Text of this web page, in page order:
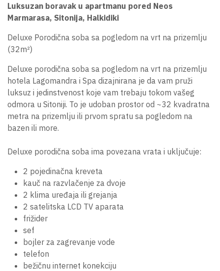
Luksuzan boravak u apartmanu pored Neos
Marmarasa, Sitonija, Halkidiki
Deluxe Porodična soba sa pogledom na vrt na prizemlju
(32m²)
Deluxe porodična soba sa pogledom na vrt na prizemlju
hotela Lagomandra i Spa dizajnirana je da vam pruži
luksuz i jedinstvenost koje vam trebaju tokom vašeg
odmora u Sitoniji. To je udoban prostor od ~32 kvadratna
metra na prizemlju ili prvom spratu sa pogledom na
bazen ili more.
Deluxe porodična soba ima povezana vrata i uključuje:
2 pojedinačna kreveta
kauč na razvlačenje za dvoje
2 klima uređaja ili grejanja
2 satelitska LCD TV aparata
frižider
sef
bojler za zagrevanje vode
telefon
bežičnu internet konekciju